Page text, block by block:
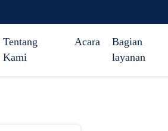
Tentang
Kami
Acara
Bagian
layanan